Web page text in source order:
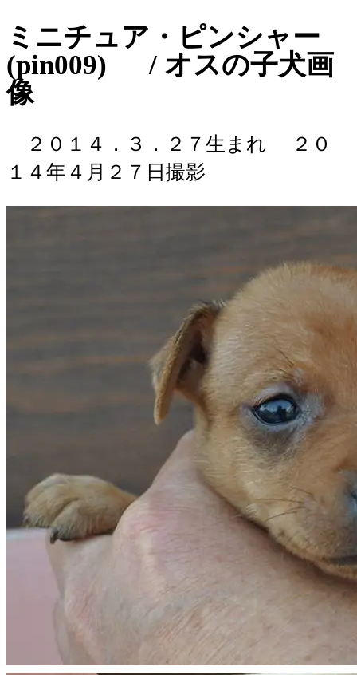
ミニチュア・ピンシャー
(pin009) / オスの子犬画
像
２０１４．３．２７生まれ
２０
１４年４月２７日撮影